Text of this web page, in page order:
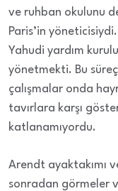
ve ruhban okulunu
Paris’in
Yahudi yardım
yönetmekti. Bu
çalışmalar onda
tavırlara karşı
katlanamıyordu.
Arendt ayaktakımı
sonradan görmeler